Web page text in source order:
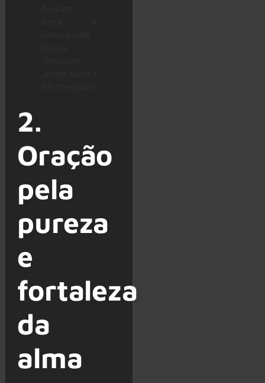
2.
Oração
pela
pureza
e
fortaleza
da
alma